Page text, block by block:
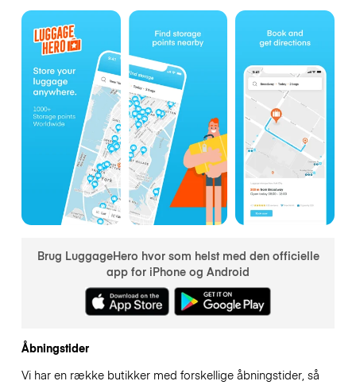
Brug LuggageHero hvor som helst med den officielle
app for iPhone og Android
Åbningstider
Vi har en række butikker med forskellige åbningstider, så